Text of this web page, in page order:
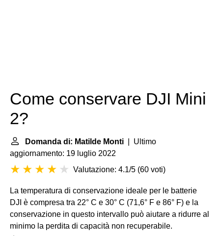
Come conservare DJI Mini
2?
Domanda di: Matilde Monti | Ultimo
aggiornamento: 19 luglio 2022
Valutazione: 4.1/5 (60 voti)
La temperatura di conservazione ideale per le batterie
DJI è compresa tra 22° C e 30° C (71,6° F e 86° F) e la
conservazione in questo intervallo può aiutare a ridurre al
minimo la perdita di capacità non recuperabile.